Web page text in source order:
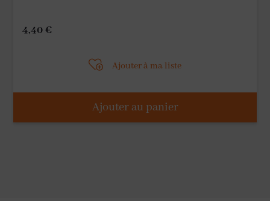
4,40€
Ajouter à ma liste
Ajouter au panier